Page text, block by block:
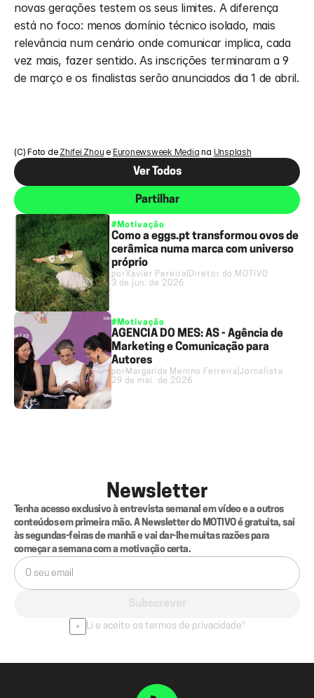
novas gerações testem os seus limites. A diferença
está no foco: menos domínio técnico isolado, mais
relevância num cenário onde comunicar implica, cada
vez mais, fazer sentido. As inscrições terminaram a 9
(C) Foto de Zhifei Zhou e Euronewsweek Media na Unsplash
Ver Todos
Partilhar
#Motivação
Como a eggs.pt transformou ovos de
cerâmica numa marca com universo
próprio
porXavier Pereira Diretor do MOTIVO
3 de jun. de 2026
#Motivação
AGÊNCIA DO MÊS: AS - Agência de
Marketing e Comunicação para
Autores
por Margarida Menino Ferreira Jornalista
29 de mai. de 2026
Newsletter
Tenha acesso exclusivo à entrevista semanal em vídeo e a outros
conteúdos em primeira mão. A Newsletter do MOTIVO é gratuita, sai
às segundas-feiras de manhã e vai dar-lhe muitas razões para
começar a semana com a motivação certa.
Li e aceito os termos de privacidade*